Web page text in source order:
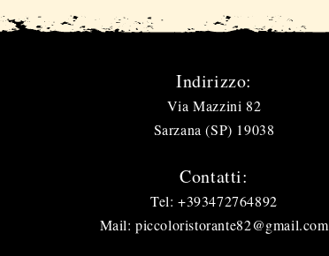
Indirizzo:
Via Mazzini 82
Sarzana (SP) 19038
Contatti:
Tel: +393472764892
Mail: piccoloristorante82@gmail.com